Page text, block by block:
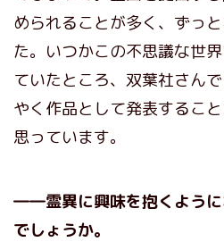
められることが多く、ずっ
た。いつかこの不思議な世
ていたところ、双葉社さん
やく作品として発表するこ
思っています。
――霊異に興味を抱くように
でしょうか。